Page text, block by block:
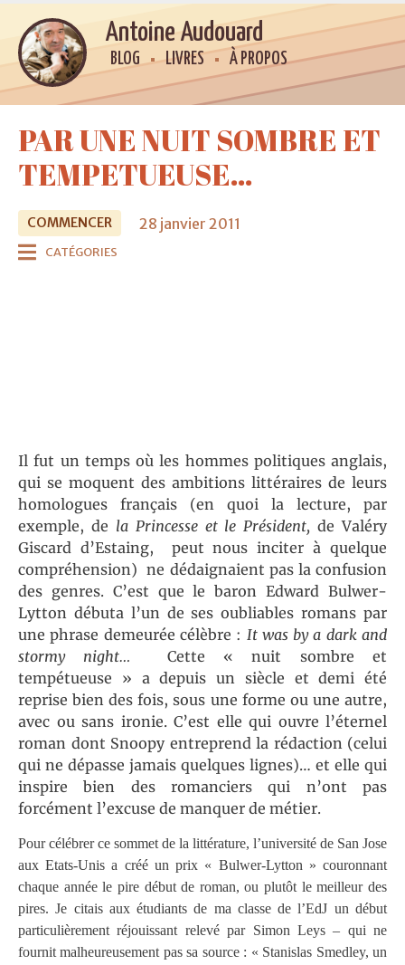
Antoine Audouard
BLOG LIVRES À PROPOS
PAR UNE NUIT SOMBRE ET
TEMPETUEUSE…
COMMENCER 28 janvier 2011
CATÉGORIES
Il fut un temps où les hommes politiques anglais,
qui se moquent des ambitions littéraires de leurs
homologues français (en quoi la lecture, par
exemple, de la Princesse et le Président, de Valéry
Giscard d’Estaing,
peut nous inciter à quelque
compréhension) ne dédaignaient pas la confusion
des genres. C’est que le baron Edward Bulwer-
Lytton débuta l’un de ses oubliables romans par
une phrase demeurée célèbre : It was by a dark and
stormy night…
Cette « nuit sombre et
tempétueuse » a depuis un siècle et demi été
reprise bien des fois, sous une forme ou une autre,
avec ou sans ironie. C’est elle qui ouvre l’éternel
roman dont Snoopy entreprend la rédaction (celui
qui ne dépasse jamais quelques lignes)… et elle qui
inspire bien des romanciers qui n’ont pas
forcément l’excuse de manquer de métier.
Pour célébrer ce sommet de la littérature, l’université de San Jose
aux Etats-Unis a créé un prix « Bulwer-Lytton » couronnant
chaque année le pire début de roman, ou plutôt le meilleur des
pires. Je citais aux étudiants de ma classe de l’EdJ un début
particulièrement réjouissant relevé par Simon Leys – qui ne
fournit malheureusement pas sa source : « Stanislas Smedley, un